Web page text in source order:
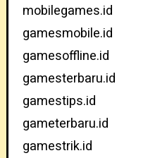
mobilegames.id
gamesmobile.id
gamesoffline.id
gamesterbaru.id
gamestips.id
gameterbaru.id
gamestrik.id